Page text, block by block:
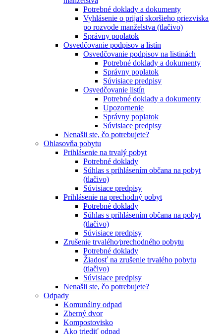
Potrebné doklady a dokumenty
Vyhlásenie o prijatí skoršieho priezviska
po rozvode manželstva (tlačivo)
Správny poplatok
Osvedčovanie podpisov a listín
Osvedčovanie podpisov na listinách
Potrebné doklady a dokumenty
Správny poplatok
Súvisiace predpisy
Osvedčovanie listín
Potrebné doklady a dokumenty
Upozornenie
Správny poplatok
Súvisiace predpisy
Nenašli ste, čo potrebujete?
Ohlasovňa pobytu
Prihlásenie na trvalý pobyt
Potrebné doklady
Súhlas s prihlásením občana na pobyt
(tlačivo)
Súvisiace predpisy
Prihlásenie na prechodný pobyt
Potrebné doklady
Súhlas s prihlásením občana na pobyt
(tlačivo)
Súvisiace predpisy
Zrušenie trvalého⁄prechodného pobytu
Potrebné doklady
Žiadosť na zrušenie trvalého pobytu
(tlačivo)
Súvisiace predpisy
Nenašli ste, čo potrebujete?
Odpady
Komunálny odpad
Zberný dvor
Kompostovisko
Ako triediť odpad